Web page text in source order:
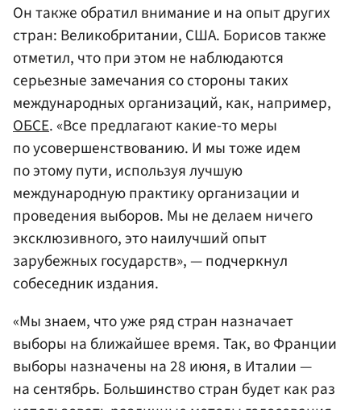
Он также обратил внимание и на опыт других
стран: Великобритании, США. Борисов также
отметил, что при этом не наблюдаются
серьезные замечания со стороны таких
международных организаций, как, например,
ОБСЕ. «Все предлагают какие-то меры
по усовершенствованию. И мы тоже идем
по этому пути, используя лучшую
международную практику организации и
проведения выборов. Мы не делаем ничего
эксклюзивного, это наилучший опыт
зарубежных государств», — подчеркнул
собеседник издания.
«Мы знаем, что уже ряд стран назначает
выборы на ближайшее время. Так, во Франции
выборы назначены на 28 июня, в Италии —
на сентябрь. Большинство стран будет как раз